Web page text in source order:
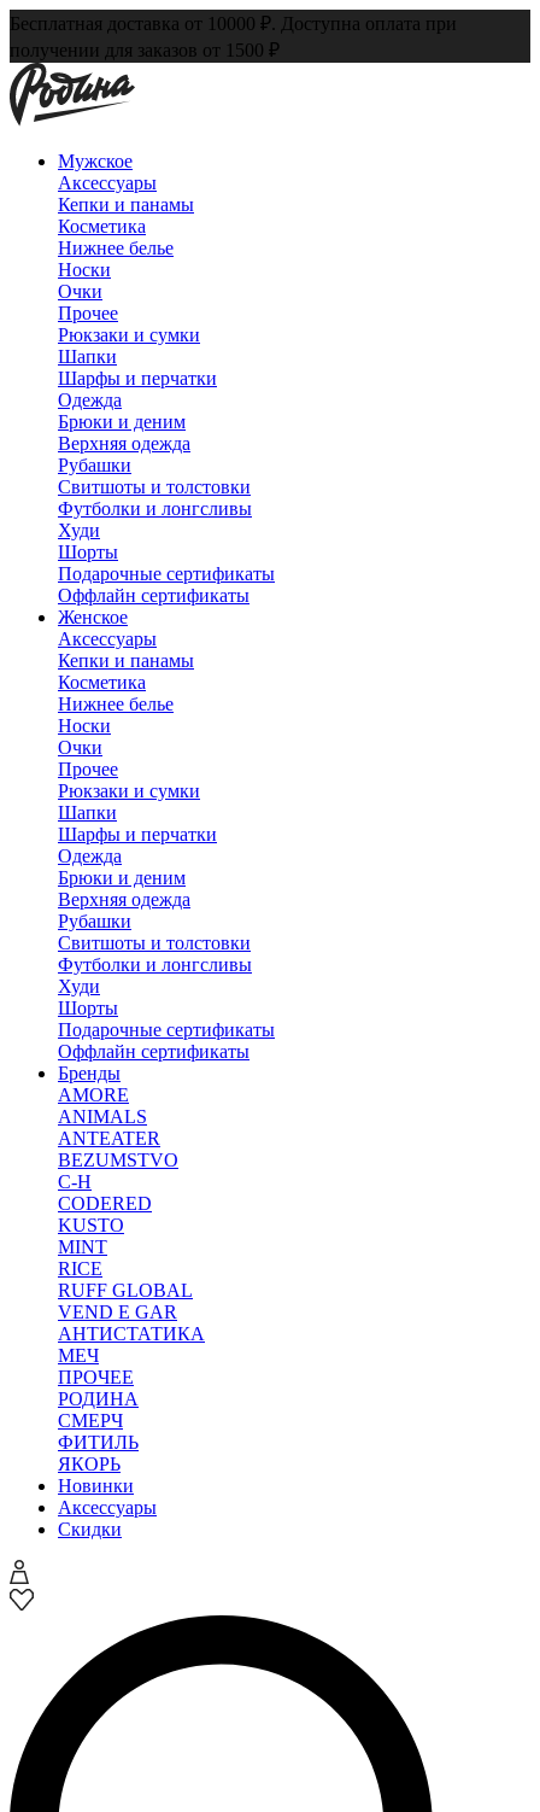
Бесплатная доставка от 10000 ₽. Доступна оплата при
получении для заказов от 1500 ₽
Мужское
Аксессуары
Кепки и панамы
Косметика
Нижнее белье
Носки
Очки
Прочее
Рюкзаки и сумки
Шапки
Шарфы и перчатки
Одежда
Брюки и деним
Верхняя одежда
Рубашки
Свитшоты и толстовки
Футболки и лонгсливы
Худи
Шорты
Подарочные сертификаты
Оффлайн сертификаты
Женское
Аксессуары
Кепки и панамы
Косметика
Нижнее белье
Носки
Очки
Прочее
Рюкзаки и сумки
Шапки
Шарфы и перчатки
Одежда
Брюки и деним
Верхняя одежда
Рубашки
Свитшоты и толстовки
Футболки и лонгсливы
Худи
Шорты
Подарочные сертификаты
Оффлайн сертификаты
Бренды
AMORE
ANIMALS
ANTEATER
BEZUMSTVO
C-H
CODERED
KUSTO
MINT
RICE
RUFF GLOBAL
VEND E GAR
АНТИСТАТИКА
МЕЧ
ПРОЧЕЕ
РОДИНА
СМЕРЧ
ФИТИЛЬ
ЯКОРЬ
Новинки
Аксессуары
Скидки